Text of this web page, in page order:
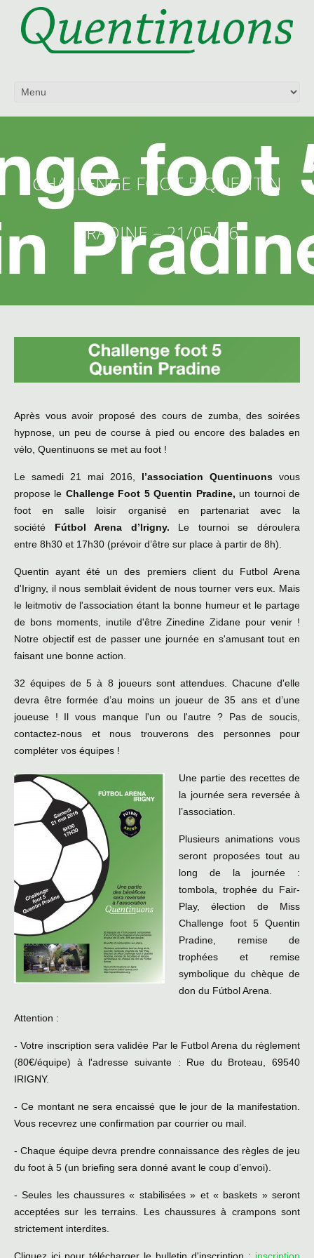
CHALLENGE FOOT 5 QUENTIN
PRADINE – 21/05/16
Après vous avoir proposé des cours de zumba, des soirées
hypnose, un peu de course à pied ou encore des balades en
vélo, Quentinuons se met au foot !
Le samedi 21 mai 2016, l’association Quentinuons vous
propose le Challenge Foot 5 Quentin Pradine, un tournoi de
foot en salle loisir organisé en partenariat avec la
société Fútbol Arena d’Irigny. Le tournoi se déroulera
entre 8h30 et 17h30 (prévoir d’être sur place à partir de 8h).
Quentin ayant été un des premiers client du Futbol Arena
d'Irigny, il nous semblait évident de nous tourner vers eux. Mais
le leitmotiv de l'association étant la bonne humeur et le partage
de bons moments, inutile d'être Zinedine Zidane pour venir !
Notre objectif est de passer une journée en s'amusant tout en
faisant une bonne action.
32 équipes de 5 à 8 joueurs sont attendues. Chacune d'elle
devra être formée d’au moins un joueur de 35 ans et d’une
joueuse ! Il vous manque l'un ou l'autre ? Pas de soucis,
contactez-nous et nous trouverons des personnes pour
compléter vos équipes !
Une partie des recettes de
la journée sera reversée à
l’association.
Plusieurs animations vous
seront proposées tout au
long de la journée :
tombola, trophée du Fair-
Play, élection de Miss
Challenge foot 5 Quentin
Pradine, remise de
trophées et remise
symbolique du chèque de
don du Fútbol Arena.
Attention :
- Votre inscription sera validée Par le Futbol Arena du règlement
(80€/équipe) à l'adresse suivante : Rue du Broteau, 69540
IRIGNY.
- Ce montant ne sera encaissé que le jour de la manifestation.
Vous recevrez une confirmation par courrier ou mail.
- Chaque équipe devra prendre connaissance des règles de jeu
du foot à 5 (un briefing sera donné avant le coup d’envoi).
- Seules les chaussures « stabilisées » et « baskets » seront
acceptées sur les terrains. Les chaussures à crampons sont
strictement interdites.